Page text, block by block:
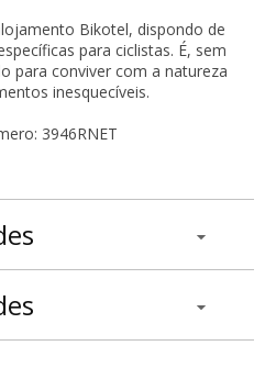
Bikotel, dispondo de
para ciclistas. É, sem
para conviver com a natureza
inesquecíveis.
3946RNET